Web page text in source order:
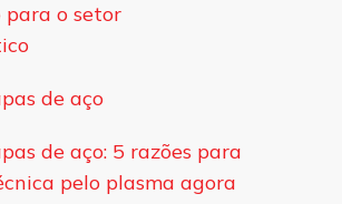
para o setor
de aço
de aço: 5 razões para
pelo plasma agora